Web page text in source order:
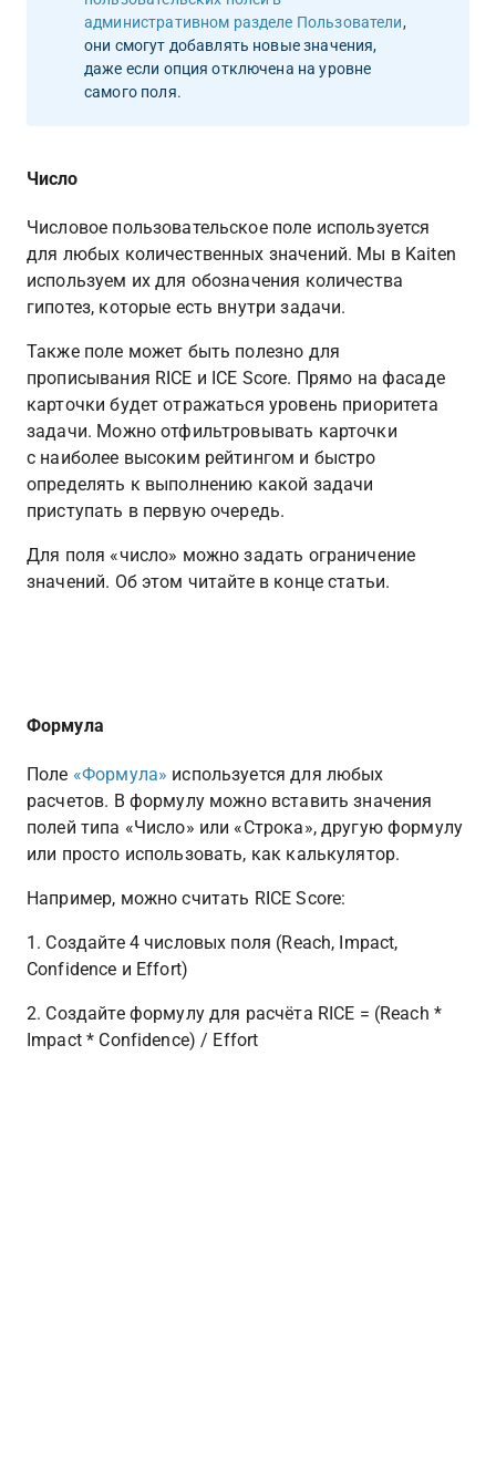
административном разделе Пользователи,
они смогут добавлять новые значения,
даже если опция отключена на уровне
самого поля.
Число
Числовое пользовательское поле используется
для любых количественных значений. Мы в Kaiten
используем их для обозначения количества
гипотез, которые есть внутри задачи.
Также поле может быть полезно для
прописывания RICE и ICE Score. Прямо на фасаде
карточки будет отражаться уровень приоритета
задачи. Можно отфильтровывать карточки
с наиболее высоким рейтингом и быстро
определять к выполнению какой задачи
приступать в первую очередь.
Для поля «число» можно задать ограничение
значений. Об этом читайте в конце статьи.
Формула
Поле «Формула» используется для любых
расчетов. В формулу можно вставить значения
полей типа «Число» или «Строка», другую формулу
или просто использовать, как калькулятор.
Например, можно считать RICE Score:
1. Создайте 4 числовых поля (Reach, Impact,
Confidence и Effort)
2. Создайте формулу для расчёта RICE = (Reach *
Impact * Confidence) / Effort